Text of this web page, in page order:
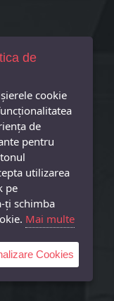
de
cookie
de
pentru
utilizarea
pe
ţi schimba
Mai multe
Cookies